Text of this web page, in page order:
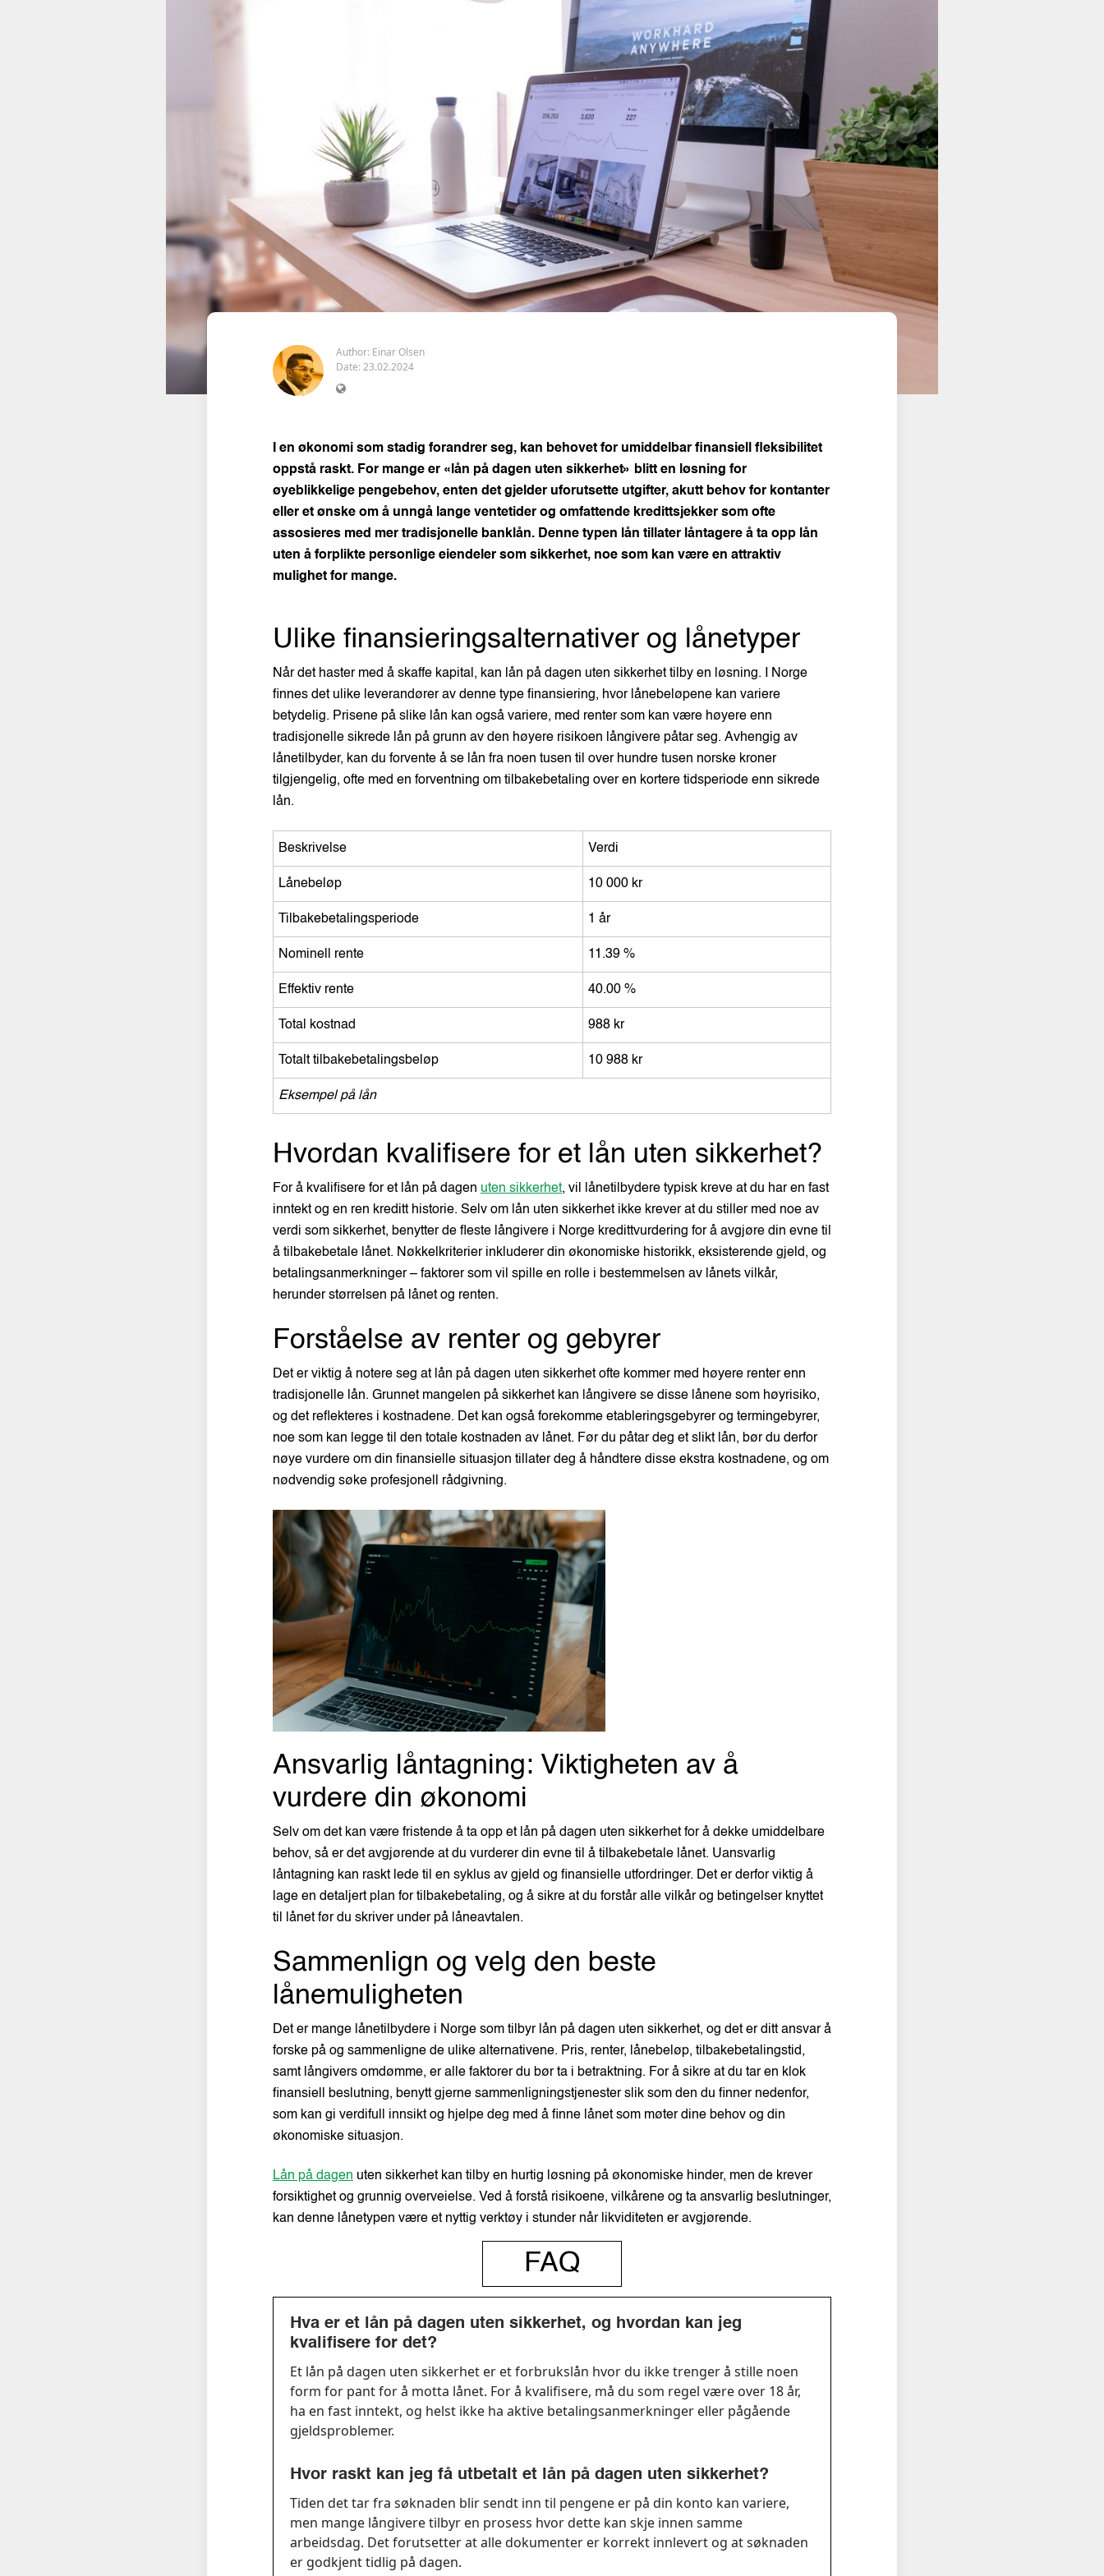
Author: Einar Olsen
Date: 23.02.2024
I en økonomi som stadig forandrer seg, kan behovet for umiddelbar finansiell fleksibilitet
oppstå raskt. For mange er «lån på dagen uten sikkerhet» blitt en løsning for
øyeblikkelige pengebehov, enten det gjelder uforutsette utgifter, akutt behov for kontanter
eller et ønske om å unngå lange ventetider og omfattende kredittsjekker som ofte
assosieres med mer tradisjonelle banklån. Denne typen lån tillater låntagere å ta opp lån
uten å forplikte personlige eiendeler som sikkerhet, noe som kan være en attraktiv
mulighet for mange.
Ulike finansieringsalternativer og lånetyper
Når det haster med å skaffe kapital, kan lån på dagen uten sikkerhet tilby en løsning. I Norge
finnes det ulike leverandører av denne type finansiering, hvor lånebeløpene kan variere
betydelig. Prisene på slike lån kan også variere, med renter som kan være høyere enn
tradisjonelle sikrede lån på grunn av den høyere risikoen långivere påtar seg. Avhengig av
lånetilbyder, kan du forvente å se lån fra noen tusen til over hundre tusen norske kroner
tilgjengelig, ofte med en forventning om tilbakebetaling over en kortere tidsperiode enn sikrede
lån.
Beskrivelse Verdi
Lånebeløp 10 000 kr
Tilbakebetalingsperiode 1 år
Nominell rente 11.39 %
Effektiv rente 40.00 %
Total kostnad 988 kr
Totalt tilbakebetalingsbeløp 10 988 kr
Eksempel på lån
Hvordan kvalifisere for et lån uten sikkerhet?
For å kvalifisere for et lån på dagen uten sikkerhet, vil lånetilbydere typisk kreve at du har en fast
inntekt og en ren kreditt historie. Selv om lån uten sikkerhet ikke krever at du stiller med noe av
verdi som sikkerhet, benytter de fleste långivere i Norge kredittvurdering for å avgjøre din evne til
å tilbakebetale lånet. Nøkkelkriterier inkluderer din økonomiske historikk, eksisterende gjeld, og
betalingsanmerkninger – faktorer som vil spille en rolle i bestemmelsen av lånets vilkår,
herunder størrelsen på lånet og renten.
Forståelse av renter og gebyrer
Det er viktig å notere seg at lån på dagen uten sikkerhet ofte kommer med høyere renter enn
tradisjonelle lån. Grunnet mangelen på sikkerhet kan långivere se disse lånene som høyrisiko,
og det reflekteres i kostnadene. Det kan også forekomme etableringsgebyrer og termingebyrer,
noe som kan legge til den totale kostnaden av lånet. Før du påtar deg et slikt lån, bør du derfor
nøye vurdere om din finansielle situasjon tillater deg å håndtere disse ekstra kostnadene, og om
nødvendig søke profesjonell rådgivning.
Ansvarlig låntagning: Viktigheten av å
vurdere din økonomi
Selv om det kan være fristende å ta opp et lån på dagen uten sikkerhet for å dekke umiddelbare
behov, så er det avgjørende at du vurderer din evne til å tilbakebetale lånet. Uansvarlig
låntagning kan raskt lede til en syklus av gjeld og finansielle utfordringer. Det er derfor viktig å
lage en detaljert plan for tilbakebetaling, og å sikre at du forstår alle vilkår og betingelser knyttet
til lånet før du skriver under på låneavtalen.
Sammenlign og velg den beste
lånemuligheten
Det er mange lånetilbydere i Norge som tilbyr lån på dagen uten sikkerhet, og det er ditt ansvar å
forske på og sammenligne de ulike alternativene. Pris, renter, lånebeløp, tilbakebetalingstid,
samt långivers omdømme, er alle faktorer du bør ta i betraktning. For å sikre at du tar en klok
finansiell beslutning, benytt gjerne sammenligningstjenester slik som den du finner nedenfor,
som kan gi verdifull innsikt og hjelpe deg med å finne lånet som møter dine behov og din
økonomiske situasjon.
Lån på dagen uten sikkerhet kan tilby en hurtig løsning på økonomiske hinder, men de krever
forsiktighet og grunnig overveielse. Ved å forstå risikoene, vilkårene og ta ansvarlig beslutninger,
kan denne lånetypen være et nyttig verktøy i stunder når likviditeten er avgjørende.
FAQ
Hva er et lån på dagen uten sikkerhet, og hvordan kan jeg
kvalifisere for det?
Et lån på dagen uten sikkerhet er et forbrukslån hvor du ikke trenger å stille noen
form for pant for å motta lånet. For å kvalifisere, må du som regel være over 18 år,
ha en fast inntekt, og helst ikke ha aktive betalingsanmerkninger eller pågående
gjeldsproblemer.
Hvor raskt kan jeg få utbetalt et lån på dagen uten sikkerhet?
Tiden det tar fra søknaden blir sendt inn til pengene er på din konto kan variere,
men mange långivere tilbyr en prosess hvor dette kan skje innen samme
arbeidsdag. Det forutsetter at alle dokumenter er korrekt innlevert og at søknaden
er godkjent tidlig på dagen.